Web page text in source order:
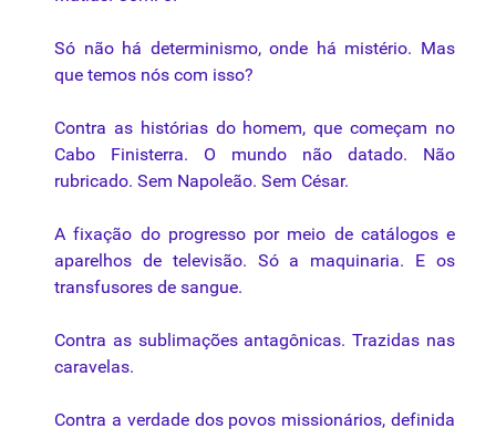
Só não há determinismo, onde há mistério. Mas
que temos nós com isso?
Contra as histórias do homem, que começam no
Cabo Finisterra. O mundo não datado. Não
rubricado. Sem Napoleão. Sem César.
A fixação do progresso por meio de catálogos e
aparelhos de televisão. Só a maquinaria. E os
transfusores de sangue.
Contra as sublimações antagônicas. Trazidas nas
caravelas.
Contra a verdade dos povos missionários, definida